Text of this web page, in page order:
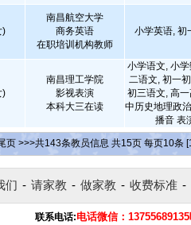
)
南昌航空大学
商务英语
在职培训机构教师
小学英语, 初
)
南昌理工学院
影视表演
本科大三在读
小学语文, 小
二语文, 初一
初三语文, 高
中历史地理政
播音 表
页 >>>共143条教员信息 共15页 每页10条
们 - 请家教 - 做家教 - 收费标准 -
联系电话:电话微信：